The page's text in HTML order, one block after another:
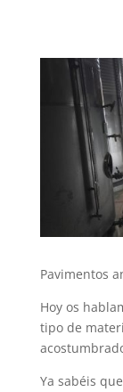
Pavimentos
Hoy os
tipo de
Ya sabéis